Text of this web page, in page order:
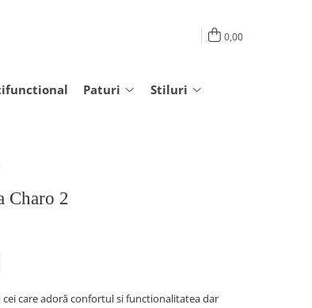
0,00
Paturi Stiluri
Charo 2
care adoră confortul si functionalitatea dar